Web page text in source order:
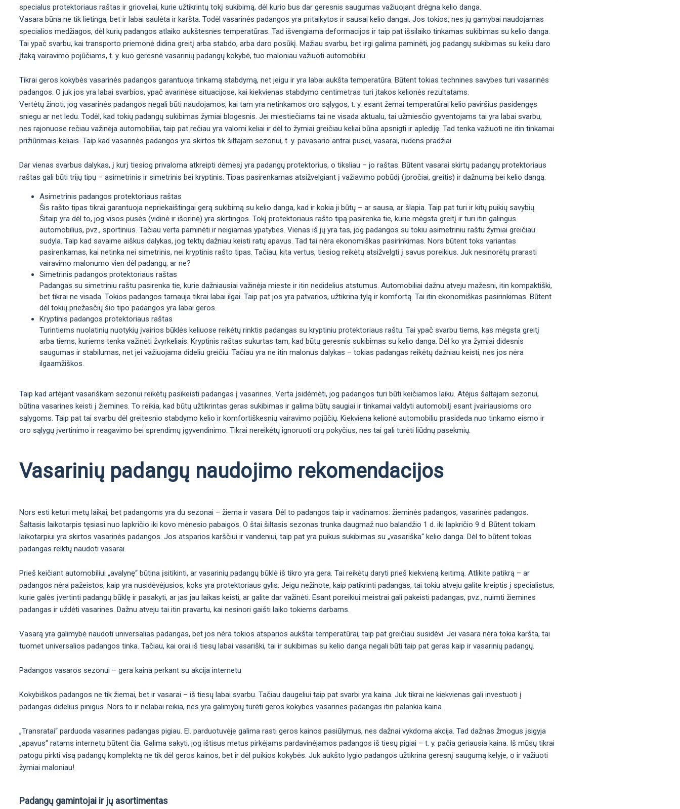
specialus protektoriaus raštas ir grioveliai, kurie užtikrintų tokį sukibimą, dėl kurio bus dar geresnis saugumas važiuojant drėgna kelio danga.
Vasara būna ne tik lietinga, bet ir labai saulėta ir karšta. Todėl vasarinės padangos yra pritaikytos ir sausai kelio dangai. Jos tokios, nes jų gamybai naudojamas
specialios medžiagos, dėl kurių padangos atlaiko aukštesnes temperatūras. Tad išvengiama deformacijos ir taip pat išsilaiko tinkamas sukibimas su kelio danga.
Tai ypač svarbu, kai transporto priemonė didina greitį arba stabdo, arba daro posūkį. Mažiau svarbu, bet irgi galima paminėti, jog padangų sukibimas su keliu daro
įtaką vairavimo pojūčiams, t. y. kuo geresnė vasarinių padangų kokybė, tuo maloniau važiuoti automobiliu.
Tikrai geros kokybės vasarinės padangos garantuoja tinkamą stabdymą, net jeigu ir yra labai aukšta temperatūra. Būtent tokias technines savybes turi vasarinės
padangos. O juk jos yra labai svarbios, ypač avarinėse situacijose, kai kiekvienas stabdymo centimetras turi įtakos kelionės rezultatams.
Vertėtų žinoti, jog vasarinės padangos negali būti naudojamos, kai tam yra netinkamos oro sąlygos, t. y. esant žemai temperatūrai kelio paviršius pasidengęs
sniegu ar net ledu. Todėl, kad tokių padangų sukibimas žymiai blogesnis. Jei miestiečiams tai ne visada aktualu, tai užmiesčio gyventojams tai yra labai svarbu,
nes rajonuose rečiau važinėja automobiliai, taip pat rečiau yra valomi keliai ir dėl to žymiai greičiau keliai būna apsnigti ir aplediję. Tad tenka važiuoti ne itin tinkamai
prižiūrimais keliais. Taip kad vasarinės padangos yra skirtos tik šiltajam sezonui, t. y. pavasario antrai pusei, vasarai, rudens pradžiai.
Dar vienas svarbus dalykas, į kurį tiesiog privaloma atkreipti dėmesį yra padangų protektorius, o tiksliau – jo raštas. Būtent vasarai skirtų padangų protektoriaus
raštas gali būti trijų tipų – asimetrinis ir simetrinis bei kryptinis. Tipas pasirenkamas atsižvelgiant į važiavimo pobūdį (įpročiai, greitis) ir dažnumą bei kelio dangą.
Asimetrinis padangos protektoriaus raštas
Šis rašto tipas tikrai garantuoja nepriekaištingai gerą sukibimą su kelio danga, kad ir kokia ji būtų – ar sausa, ar šlapia. Taip pat turi ir kitų puikių savybių.
Šitaip yra dėl to, jog visos pusės (vidinė ir išorinė) yra skirtingos. Tokį protektoriaus rašto tipą pasirenka tie, kurie mėgsta greitį ir turi itin galingus
automobilius, pvz., sportinius. Tačiau verta paminėti ir neigiamas ypatybes. Vienas iš jų yra tas, jog padangos su tokiu asimetriniu raštu žymiai greičiau
sudyla. Taip kad savaime aiškus dalykas, jog tektų dažniau keisti ratų apavus. Tad tai nėra ekonomiškas pasirinkimas. Nors būtent toks variantas
pasirenkamas, kai netinka nei simetrinis, nei kryptinis rašto tipas. Tačiau, kita vertus, tiesiog reikėtų atsižvelgti į savus poreikius. Juk nesinorėtų prarasti
vairavimo malonumo vien dėl padangų, ar ne?
Simetrinis padangos protektoriaus raštas
Padangas su simetriniu raštu pasirenka tie, kurie dažniausiai važinėja mieste ir itin nedidelius atstumus. Automobiliai dažnu atveju mažesni, itin kompaktiški,
bet tikrai ne visada. Tokios padangos tarnauja tikrai labai ilgai. Taip pat jos yra patvarios, užtikrina tylą ir komfortą. Tai itin ekonomiškas pasirinkimas. Būtent
dėl tokių priežasčių šio tipo padangos yra labai geros.
Kryptinis padangos protektoriaus raštas
Turintiems nuolatinių nuotykių įvairios būklės keliuose reikėtų rinktis padangas su kryptiniu protektoriaus raštu. Tai ypač svarbu tiems, kas mėgsta greitį
arba tiems, kuriems tenka važinėti žvyrkeliais. Kryptinis raštas sukurtas tam, kad būtų geresnis sukibimas su kelio danga. Dėl ko yra žymiai didesnis
saugumas ir stabilumas, net jei važiuojama dideliu greičiu. Tačiau yra ne itin malonus dalykas – tokias padangas reikėtų dažniau keisti, nes jos nėra
ilgaamžiškos.
Taip kad artėjant vasariškam sezonui reikėtų pasikeisti padangas į vasarines. Verta įsidėmėti, jog padangos turi būti keičiamos laiku. Atėjus šaltajam sezonui,
būtina vasarines keisti į žiemines. To reikia, kad būtų užtikrintas geras sukibimas ir galima būtų saugiai ir tinkamai valdyti automobilį esant įvairiausioms oro
sąlygoms. Taip pat tai svarbu dėl greitesnio stabdymo kelio ir komfortiškesnių vairavimo pojūčių. Kiekviena kelionė automobiliu prasideda nuo tinkamo eismo ir
oro sąlygų įvertinimo ir reagavimo bei sprendimų įgyvendinimo. Tikrai nereikėtų ignoruoti orų pokyčius, nes tai gali turėti liūdnų pasekmių.
Vasarinių padangų naudojimo rekomendacijos
Nors esti keturi metų laikai, bet padangoms yra du sezonai – žiema ir vasara. Dėl to padangos taip ir vadinamos: žieminės padangos, vasarinės padangos.
Šaltasis laikotarpis tęsiasi nuo lapkričio iki kovo mėnesio pabaigos. O štai šiltasis sezonas trunka daugmaž nuo balandžio 1 d. iki lapkričio 9 d. Būtent tokiam
laikotarpiui yra skirtos vasarinės padangos. Jos atsparios karščiui ir vandeniui, taip pat yra puikus sukibimas su „vasariška“ kelio danga. Dėl to būtent tokias
padangas reiktų naudoti vasarai.
Prieš keičiant automobiliui „avalynę“ būtina įsitikinti, ar vasarinių padangų būklė iš tikro yra gera. Tai reikėtų daryti prieš kiekvieną keitimą. Atlikite patikrą – ar
padangos nėra pažeistos, kaip yra nusidėvėjusios, koks yra protektoriaus gylis. Jeigu nežinote, kaip patikrinti padangas, tai tokiu atveju galite kreiptis į specialistus,
kurie galės įvertinti padangų būklę ir pasakyti, ar jas jau laikas keisti, ar galite dar važinėti. Esant poreikiui meistrai gali pakeisti padangas, pvz., nuimti žiemines
padangas ir uždėti vasarines. Dažnu atveju tai itin pravartu, kai nesinori gaišti laiko tokiems darbams.
Vasarą yra galimybė naudoti universalias padangas, bet jos nėra tokios atsparios aukštai temperatūrai, taip pat greičiau susidėvi. Jei vasara nėra tokia karšta, tai
tuomet universalios padangos tinka. Tačiau, kai orai iš tiesų labai vasariški, tai ir sukibimas su kelio danga negali būti taip pat geras kaip ir vasarinių padangų.
Padangos vasaros sezonui – gera kaina perkant su akcija internetu
Kokybiškos padangos ne tik žiemai, bet ir vasarai – iš tiesų labai svarbu. Tačiau daugeliui taip pat svarbi yra kaina. Juk tikrai ne kiekvienas gali investuoti į
padangas didelius pinigus. Nors to ir nelabai reikia, nes yra galimybių turėti geros kokybes vasarines padangas itin palankia kaina.
„Transratai“ parduoda vasarines padangas pigiau. El. parduotuvėje galima rasti geros kainos pasiūlymus, nes dažnai vykdoma akcija. Tad dažnas žmogus įsigyja
„apavus“ ratams internetu būtent čia. Galima sakyti, jog ištisus metus pirkėjams pardavinėjamos padangos iš tiesų pigiai – t. y. pačia geriausia kaina. Iš mūsų tikrai
patogu pirkti visą padangų komplektą ne tik dėl geros kainos, bet ir dėl puikios kokybės. Juk aukšto lygio padangos užtikrina geresnį saugumą kelyje, o ir važiuoti
žymiai maloniau!
Padangų gamintojai ir jų asortimentas